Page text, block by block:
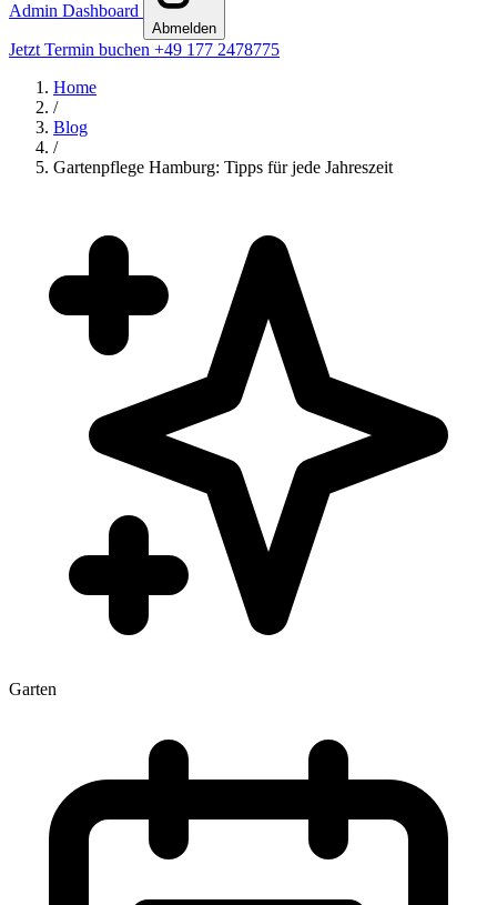
Admin Dashboard
Abmelden
Jetzt Termin buchen +49 177 2478775
Home
/
Blog
/
Gartenpflege Hamburg: Tipps für jede Jahreszeit
Garten